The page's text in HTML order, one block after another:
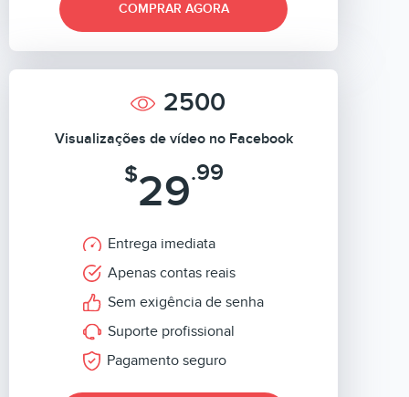
COMPRAR AGORA
2500
Visualizações de vídeo no Facebook
$29.99
Entrega imediata
Apenas contas reais
Sem exigência de senha
Suporte profissional
Pagamento seguro